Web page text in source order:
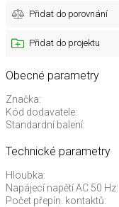
Přidat do porovnání
Přidat do projektu
Obecné parametry
Značka:
Kód dodavatele:
Standardní balení:
Technické parametry
Hloubka:
Napájecí napětí AC 50 Hz:
Počet přepín. kontaktů: